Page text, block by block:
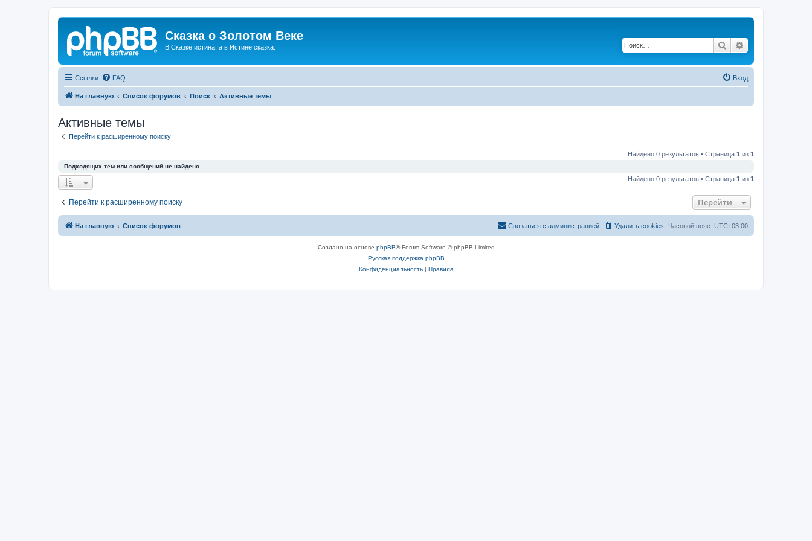
Сказка о Золотом Веке
В Сказке истина, а в Истине сказка. Поиск
Ссылки FAQ Вход
На главную Список форумов Поиск Активные темы
Активные темы
Перейти к расширенному поиску
Найдено 0 результатов • Страница 1 из 1
Подходящих тем или сообщений не найдено.
Найдено 0 результатов • Страница 1 из 1
Перейти к расширенному поиску Перейти
На главную Список форумов Часовой пояс: UTC+03:00
Удалить cookies
Связаться с администрацией
Создано на основе phpBB® Forum Software © phpBB Limited
Русская поддержка phpBB
Конфиденциальность| Правила